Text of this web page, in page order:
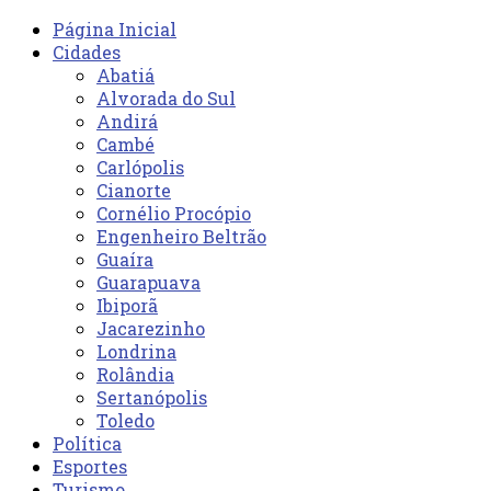
Página Inicial
Cidades
Abatiá
Alvorada do Sul
Andirá
Cambé
Carlópolis
Cianorte
Cornélio Procópio
Engenheiro Beltrão
Guaíra
Guarapuava
Ibiporã
Jacarezinho
Londrina
Rolândia
Sertanópolis
Toledo
Política
Esportes